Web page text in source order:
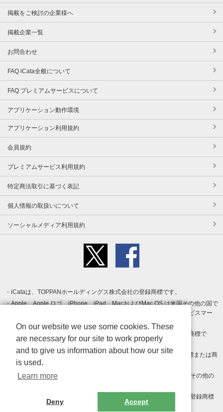
掲載をご検討の企業様へ
掲載企業一覧
お問合わせ
FAQ iCata全般について
FAQ プレミアムサービスについて
アプリケーション動作環境
アプリケーション利用規約
会員規約
プレミアムサービス利用規約
特定商法取引に基づく表記
個人情報の取扱いについて
ソーシャルメディア利用規約
iCataは、TOPPANホールディングス株式会社の登録商標です。
Apple、Apple ロゴ、iPhone、iPad、MacおよびMac OS は米国その他の国で
登録された Apple Inc. の商標です。App Store は Apple Inc. のサービスマー
クです。
Android、Google Play および Google Play ロゴ は Google LLC の商標で
す。
Windows は Microsoft Inc.の米国およびその他の国における登録商標または商
標です。
Adobe、Adobe Reader、Adobe PDF は、Adobe Inc.の米国およびその他の
その他、記載されている会社名、商品名、ロゴは各社の商標または登録商標
On our website we use some cookies. These
are necessary for our site to work properly
and to give us information about how our site
is used.
Learn more
Deny Accept